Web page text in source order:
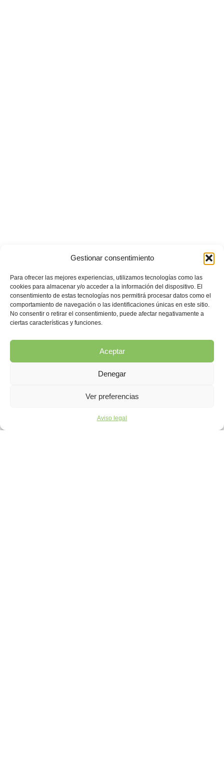
Gestionar consentimiento
Para ofrecer las mejores experiencias, utilizamos tecnologías como las
cookies para almacenar y/o acceder a la información del dispositivo. El
consentimiento de estas tecnologías nos permitirá procesar datos como el
comportamiento de navegación o las identificaciones únicas en este sitio.
No consentir o retirar el consentimiento, puede afectar negativamente a
ciertas características y funciones.
Aceptar
Denegar
Ver preferencias
Aviso legal